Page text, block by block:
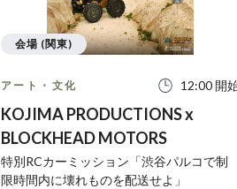
アート・文化 12:00 開
KOJIMA PRODUCTIONS x
BLOCKHEAD MOTORS
特別RCカーミッション「渋谷パルコで制
限時間内に壊れものを配送せよ」
会場 (関東)